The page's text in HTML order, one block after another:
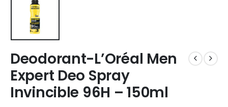
Deodorant-L’Oréal Men
Expert Deo Spray
Invincible 96H – 150ml